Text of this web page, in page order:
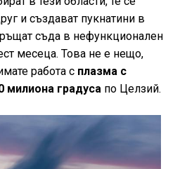
и създават пукнатини в
съда в нефункционален
месеца. Това не е нещо,
работа с плазма с
милиона градусапо Целзий.